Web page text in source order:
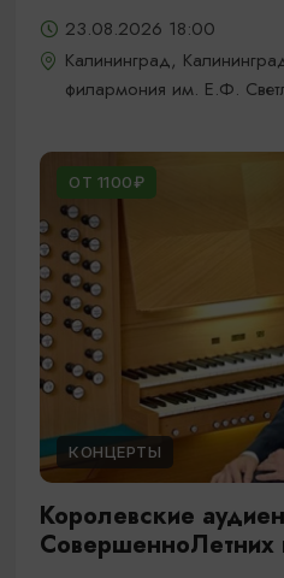
23.08.2026 18:00
Калининград,
филармония им. Е.Ф.
ОТ 1100₽
КОНЦЕРТЫ
Королевские
СовершенноЛетних